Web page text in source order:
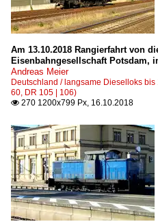
Am 13.10.2018 Rangierfahrt von
Eisenbahngesellschaft Potsdam,
Andreas Meier
Deutschland / langsame Dieselloks
60, DR 105 | 106)
 270 1200x799 Px, 16.10.2018